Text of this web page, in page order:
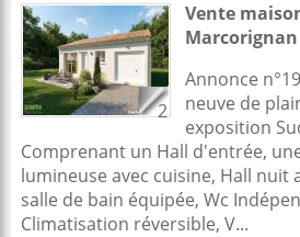
2
Vente
Marcorignan
Annonce
neuve de
exposition
Comprenant un Hall d'entrée,
lumineuse avec cuisine, Hall nuit
salle de bain équipée, Wc
Climatisation réversible, V...